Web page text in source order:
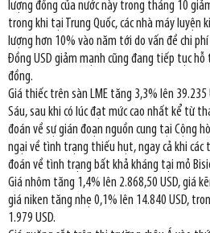
lượng đồng của nước này trong tháng 10
trong khi tại Trung Quốc, các nhà máy luyện
lượng hơn 10% vào năm tới do vấn đề chi phí
Đồng USD giảm mạnh cũng đang tiếp tục
đồng.
Giá thiếc trên sàn LME tăng 3,3% lên
Sáu, sau khi có lúc đạt mức cao nhất kể từ
đoán về sự gián đoạn nguồn cung tại Cộng
ngại về tình trạng thiếu hụt, ngay cả khi các
đoán về tình trạng bất khả kháng tại mỏ
Giá nhôm tăng 1,4% lên 2.868,50 USD, giá
giá niken tăng nhẹ 0,1% lên 14.840 USD,
1.979 USD.